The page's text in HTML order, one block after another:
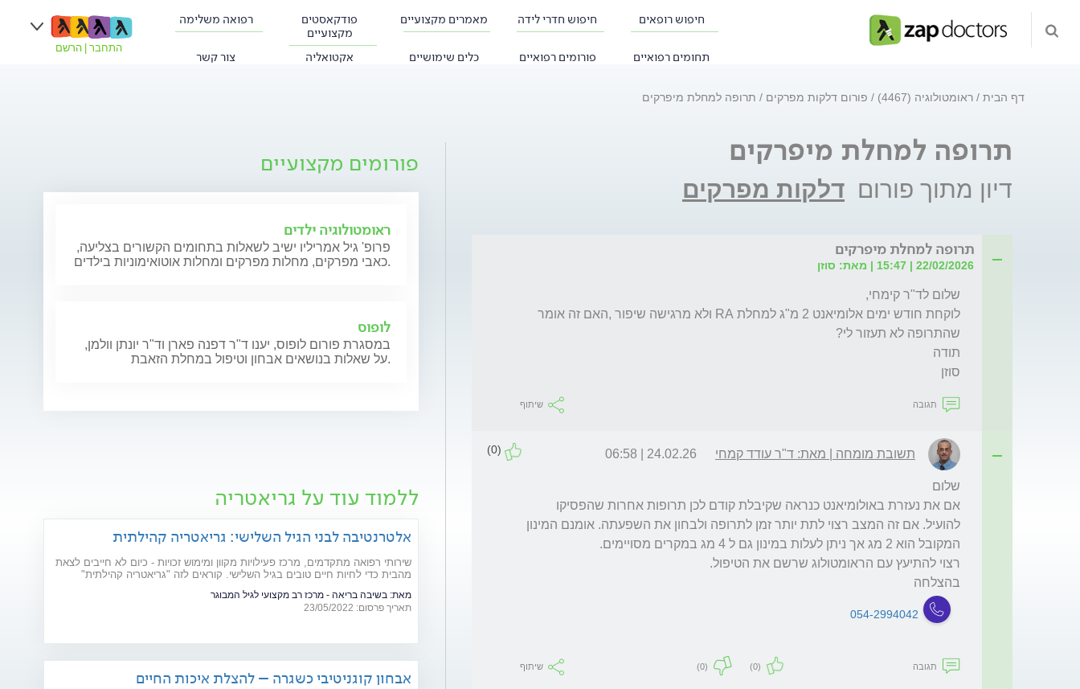
חיפוש רופאים חיפוש חדרי לידה מאמרים מקצועיים
פודקאסטים
מקצועיים
רפואה משלימה
תחומים רפואיים פורומים רפואיים כלים שימושיים אקטואליה צור קשר
התחבר הרשם
דף הבית ראומטולוגיה (4467) פורום דלקות מפרקים תרופה למחלת מיפרקים
תרופה למחלת מיפרקים
דיון מתוך פורום דלקות מפרקים
תרופה למחלת מיפרקים
22/02/2026 | 15:47 | מאת: סוזן
סוזן
תגובה שיתוף
תשובת מומחה | מאת: ד"ר עודד קמחי 24.02.26 | 06:58
(0)
בהצלחה
054-2994042
תגובה (0)
(0) שיתוף
פורומים מקצועיים
ראומטולוגיה ילדים
פרופ' גיל אמריליו ישיב לשאלות בתחומים הקשורים בצליעה,
כאבי מפרקים, מחלות מפרקים ומחלות אוטואימוניות בילדים.
לופוס
במסגרת פורום לופוס, יענו ד"ר דפנה פארן וד"ר יונתן וולמן,
על שאלות בנושאים אבחון וטיפול במחלת הזאבת.
ללמוד עוד על גריאטריה
אלטרנטיבה לבני הגיל השלישי: גריאטריה קהילתית
שירותי רפואה מתקדמים, מרכז פעילויות מקוון ומימוש זכויות - כיום לא חייבים לצאת
מהבית כדי לחיות חיים טובים בגיל השלישי. קוראים לזה "גריאטריה קהילתית"
מאת: בשיבה בריאה - מרכז רב מקצועי לגיל המבוגר
תאריך פרסום: 23/05/2022
אבחון קוגניטיבי כשגרה – להצלת איכות החיים